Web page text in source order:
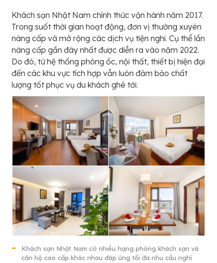
Khách sạn Nhật Nam chính thức vận hành năm 2017.
Trong suốt thời gian hoạt động, đơn vị thường xuyên
nâng cấp và mở rộng các dịch vụ tiện nghi. Cụ thể lần
nâng cấp gần đây nhất được diễn ra vào năm 2022.
Do đó, từ hệ thống phòng ốc, nội thất, thiết bị hiện đại
đến các khu vực tích hợp vẫn luôn đảm bảo chất
lượng tốt phục vụ du khách ghé tới.
Khách sạn Nhật Nam có nhiều hạng phòng khách sạn và
căn hộ cao cấp khác nhau đáp ứng tối đa nhu cầu nghỉ